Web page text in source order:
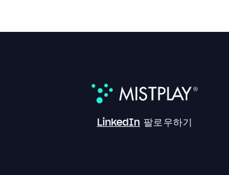
LinkedIn 팔로우하기